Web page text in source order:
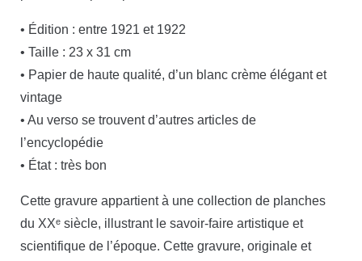
• Édition : entre 1921 et 1922
• Taille : 23 x 31 cm
• Papier de haute qualité, d’un blanc crème élégant et
vintage
• Au verso se trouvent d’autres articles de
l’encyclopédie
• État : très bon
Cette gravure appartient à une collection de planches
du XXᵉ siècle, illustrant le savoir-faire artistique et
scientifique de l’époque. Cette gravure, originale et